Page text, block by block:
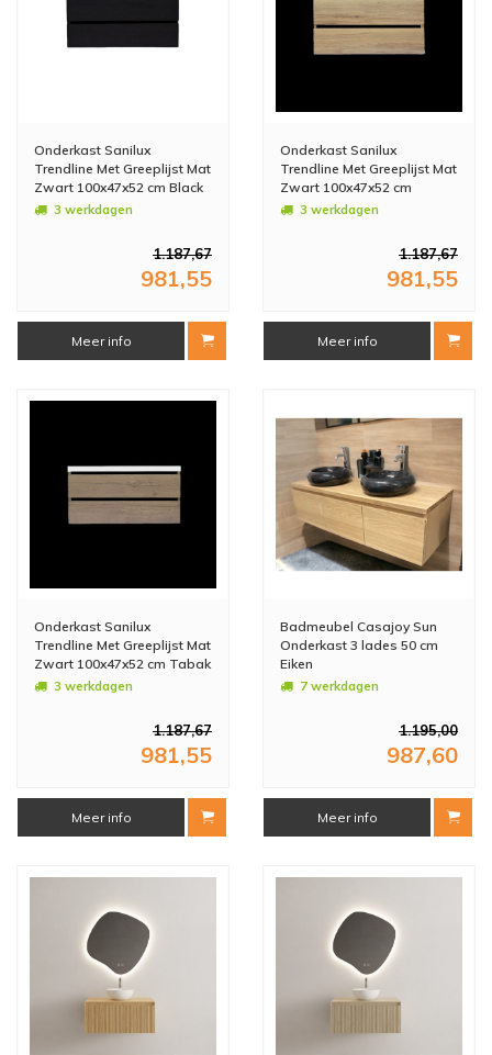
Onderkast Sanilux
Trendline Met Greeplijst Mat
Zwart 100x47x52 cm Black
Oak3 werkdagen
1.187,67
981,55
Meer info
Onderkast Sanilux
Trendline Met Greeplijst Mat
Zwart 100x47x52 cm
Naturel Oak
3 werkdagen
1.187,67
981,55
Meer info
Onderkast Sanilux
Trendline Met Greeplijst Mat
Zwart 100x47x52 cm Tabak
Oak3 werkdagen
1.187,67
981,55
Meer info
Badmeubel Casajoy Sun
Onderkast 3 lades 50 cm
Eiken
7 werkdagen
1.195,00
987,60
Meer info